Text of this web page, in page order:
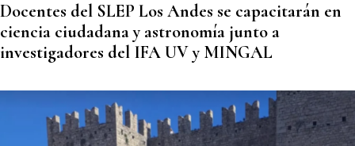
Docentes del SLEP Los Andes se capacitarán en
ciencia ciudadana y astronomía junto a
investigadores del IFA UV y MINGAL